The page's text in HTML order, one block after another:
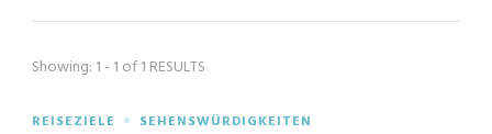
Showing: 1 - 1 of 1 RESULTS
REISEZIELE SEHENSWÜRDIGKEITEN